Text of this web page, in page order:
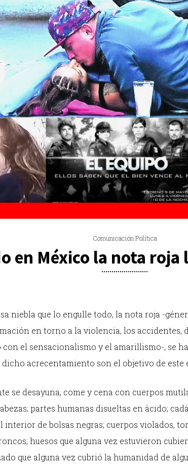
Comunicación Política
en México la nota
niebla que lo engulle todo, la nota roja -
en torno a la violencia, los accidentes,
el sensacionalismo y el amarillismo-, se
acrecentamiento son el objetivo de este
se desayuna, come y cena con cuerpos
partes humanas disueltas en ácido;
interior de bolsas negras; cuerpos violados,
huesos que alguna vez estuvieron
que alguna vez cubrió la humanidad de